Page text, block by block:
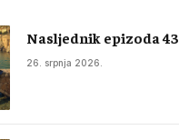
Nasljednik epizoda 43
26. srpnja 2026.